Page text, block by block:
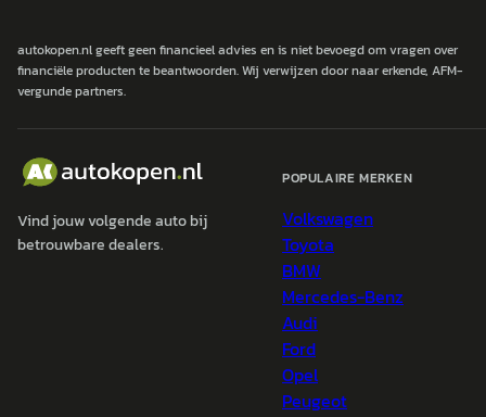
autokopen.nl geeft geen financieel advies en is niet bevoegd om vragen over
financiële producten te beantwoorden. Wij verwijzen door naar erkende, AFM-
vergunde partners.
Vind jouw volgende auto bij
betrouwbare dealers.
POPULAIRE MERKEN
Volkswagen
Toyota
BMW
Mercedes-Benz
Audi
Ford
Opel
Peugeot